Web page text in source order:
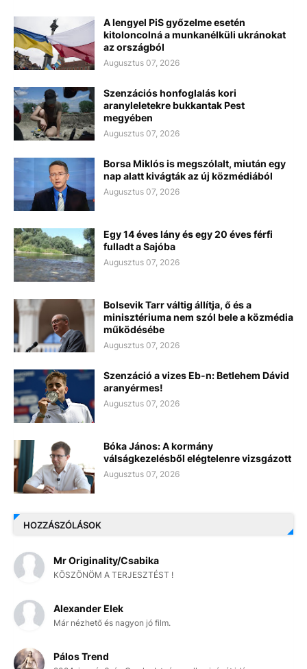
A lengyel PiS győzelme esetén
kitoloncolná a munkanélküli ukránokat
az országból
Augusztus 07, 2026
Szenzációs honfoglalás kori
aranyleletekre bukkantak Pest
megyében
Augusztus 07, 2026
Borsa Miklós is megszólalt, miután egy
nap alatt kivágták az új közmédiából
Augusztus 07, 2026
Egy 14 éves lány és egy 20 éves férfi
fulladt a Sajóba
Augusztus 07, 2026
Bolsevik Tarr váltig állítja, ő és a
minisztériuma nem szól bele a közmédia
működésébe
Augusztus 07, 2026
Szenzáció a vizes Eb-n: Betlehem Dávid
aranyérmes!
Augusztus 07, 2026
Bóka János: A kormány
válságkezelésből elégtelenre vizsgázott
Augusztus 07, 2026
HOZZÁSZÓLÁSOK
Mr Originality/Csabika
KÖSZÖNÖM A TERJESZTÉST !
Alexander Elek
Már nézhető és nagyon jó film.
Pálos Trend